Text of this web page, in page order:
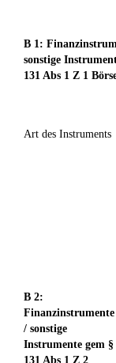
B 1:
sonstige
131 Abs 1 Z 1
Art des Instruments
B 2:
Finanzinstrumente
/ sonstige
Instrumente gem §
131 Abs 1 Z 2